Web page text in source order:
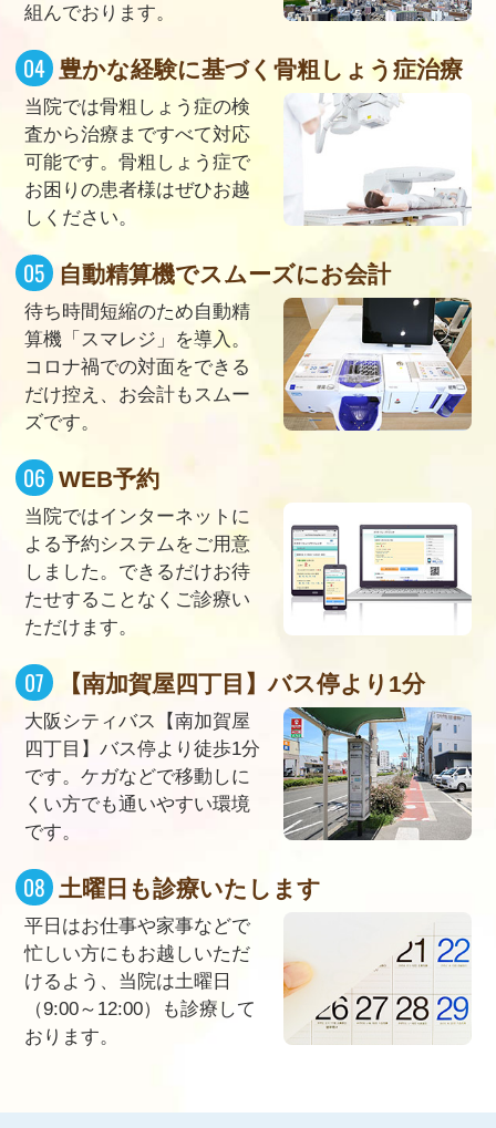
組んでおります。
豊かな経験に基づく骨粗しょう症治療
当院では骨粗しょう症の検
査から治療まですべて対応
可能です。骨粗しょう症で
お困りの患者様はぜひお越
しください。
自動精算機でスムーズにお会計
待ち時間短縮のため自動精
算機「スマレジ」を導入。
コロナ禍での対面をできる
だけ控え、お会計もスムー
ズです。
WEB予約
当院ではインターネットに
よる予約システムをご用意
しました。できるだけお待
たせすることなくご診療い
ただけます。
【南加賀屋四丁目】バス停より1分
大阪シティバス【南加賀屋
四丁目】バス停より徒歩1分
です。ケガなどで移動しに
くい方でも通いやすい環境
です。
土曜日も診療いたします
平日はお仕事や家事などで
忙しい方にもお越しいただ
けるよう、当院は土曜日
（9:00～12:00）も診療して
おります。